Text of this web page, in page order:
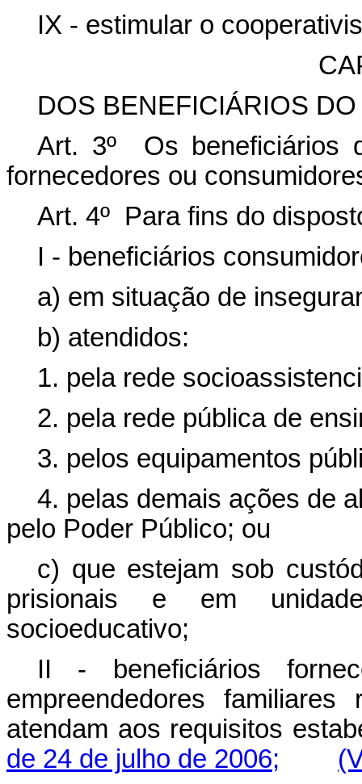
IX - estimular o
DOS BENEFICIÁRIOS
Art. 3º Os beneficiários
fornecedores ou
Art. 4º Para fins do
I - beneficiários
a) em situação de
b) atendidos:
1. pela rede
2. pela rede pública de
3. pelos equipamentos
4. pelas demais ações de
pelo Poder Público; ou
c) que estejam sob
prisionais e em
socioeducativo;
II - beneficiários
empreendedores
atendam aos requisitos
de 24 de julho de 2006;